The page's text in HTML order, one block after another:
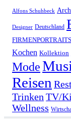
Alfons Schuhbeck
Designer Deutschland
FIRMENPORTRAITS
Kochen Kollektion
Mode
Reisen
Trinken TV/
Wellness